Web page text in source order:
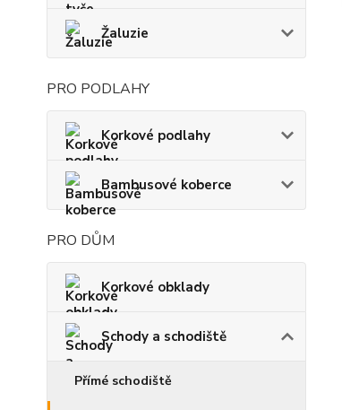
Žaluzie
PRO PODLAHY
Korkové podlahy
Bambusové koberce
PRO DŮM
Korkové obklady
Schody a schodiště
Přímé schodiště